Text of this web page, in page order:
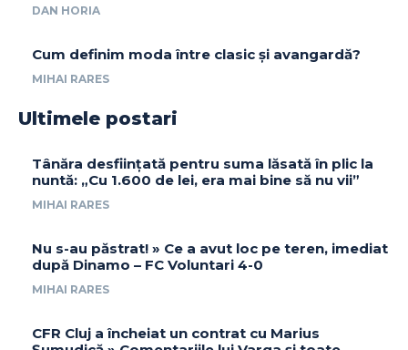
DAN HORIA
Cum definim moda între clasic și avangardă?
MIHAI RARES
Ultimele postari
Tânăra desființată pentru suma lăsată în plic la
nuntă: „Cu 1.600 de lei, era mai bine să nu vii”
MIHAI RARES
Nu s-au păstrat! » Ce a avut loc pe teren, imediat
după Dinamo – FC Voluntari 4-0
MIHAI RARES
CFR Cluj a încheiat un contrat cu Marius